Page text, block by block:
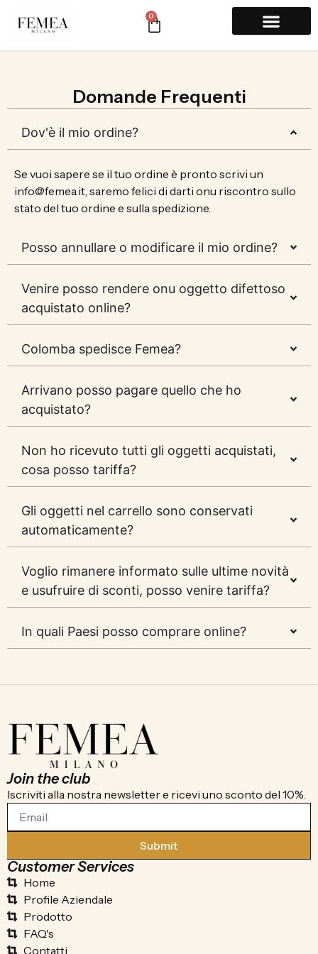
0
Domande Frequenti
Dov'è il mio ordine?
Se vuoi sapere se il tuo ordine è pronto scrivi un
info@femea.it, saremo felici di darti onu riscontro sullo
stato del tuo ordine e sulla spedizione.
Posso annullare o modificare il mio ordine?
Venire posso rendere onu oggetto difettoso
acquistato online?
Colomba spedisce Femea?
Arrivano posso pagare quello che ho
acquistato?
Non ho ricevuto tutti gli oggetti acquistati,
cosa posso tariffa?
Gli oggetti nel carrello sono conservati
automaticamente?
Voglio rimanere informato sulle ultime novità
e usufruire di sconti, posso venire tariffa?
In quali Paesi posso comprare online?
Join the club
Iscriviti alla nostra newsletter e ricevi uno sconto del 10%.
Submit
Customer Services
Home
Profile Aziendale
Prodotto
FAQ's
Contatti